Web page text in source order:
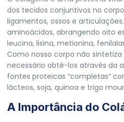
dos tecidos conjuntivos no
ligamentos, ossos e
aminoácidos, abrangendo oito
leucina, lisina, metionina,
Como nosso corpo não sintetiza
necessário obtê-los através da
fontes proteicas “completas”
lácteos, soja, quinoa e trigo
A Importância do